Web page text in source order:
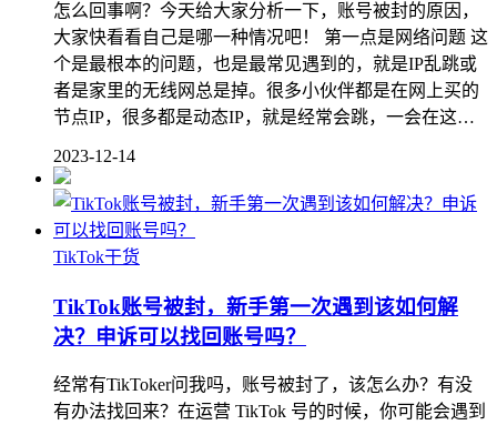
怎么回事啊？今天给大家分析一下，账号被封的原因，
大家快看看自己是哪一种情况吧！ 第一点是网络问题 这
个是最根本的问题，也是最常见遇到的，就是IP乱跳或
者是家里的无线网总是掉。很多小伙伴都是在网上买的
节点IP，很多都是动态IP，就是经常会跳，一会在这…
2023-12-14
TikTok干货
TikTok账号被封，新手第一次遇到该如何解
决？申诉可以找回账号吗？
经常有TikToker问我吗，账号被封了，该怎么办？有没
有办法找回来？在运营 TikTok 号的时候，你可能会遇到